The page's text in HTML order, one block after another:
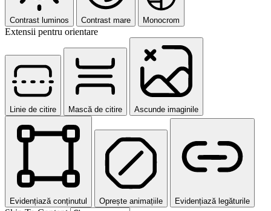
Contrast luminos Contrast mare Monocrom
Extensii pentru orientare
Linie de citire Mască de citire Ascunde imaginile
Evidențiază conținutul Oprește animațiile Evidențiază legăturile